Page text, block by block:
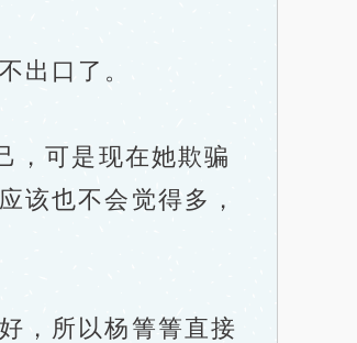
出口了。
，可是现在她欺骗
该也不会觉得多，
，所以杨箐箐直接